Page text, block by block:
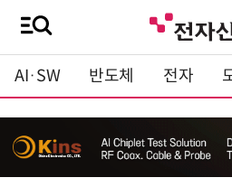
AI·SW 반도체 전자